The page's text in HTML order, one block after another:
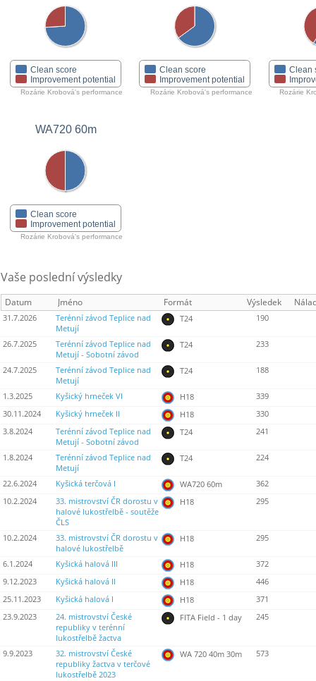
Clean score
Improvement potential
Rozárie Krobová's performance
Clean score
Improvement potential
Rozárie Krobová's performance
Clean
Rozárie
WA720 60m
Clean score
Improvement potential
Rozárie Krobová's performance
Vaše poslední výsledky
Datum Jméno Formát Výsledek
31.7.2026
Terénní závod Teplice nad
Metují
T24 190
26.7.2025
Terénní závod Teplice nad
Metují - Sobotní závod
T24 233
24.7.2025
Terénní závod Teplice nad
Metují
T24 188
1.3.2025 Kyšický hrneček VI H18
339
30.11.2024
Kyšický hrneček II H18
330
3.8.2024
Terénní závod Teplice nad
Metují - Sobotní závod
T24 241
1.8.2024
Terénní závod Teplice nad
Metují
T24 224
22.6.2024 Kyšická terčová I WA720 60m
362
10.2.2024
33. mistrovství ČR dorostu v
halové lukostřelbě - soutěže
ČLS
H18 295
10.2.2024
33. mistrovství ČR dorostu v
halové lukostřelbě
H18 295
6.1.2024 Kyšická halová III H18
372
9.12.2023
Kyšická halová II H18
446
25.11.2023
Kyšická halová I H18
371
23.9.2023
24. mistrovství České
republiky v terénní
lukostřelbě žactva
FITA Field - 1 day 245
9.9.2023
32. mistrovství České
republiky žactva v terčové
lukostřelbě 2023
WA 720 40m 30m 573